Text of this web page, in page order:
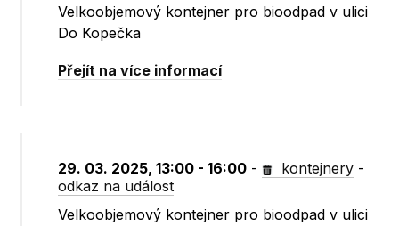
Velkoobjemový kontejner pro bioodpad v ulici
Do Kopečka
Přejít na více informací
29. 03. 2025, 13:00 - 16:00 - kontejnery -
odkaz na událost
Velkoobjemový kontejner pro bioodpad v ulici